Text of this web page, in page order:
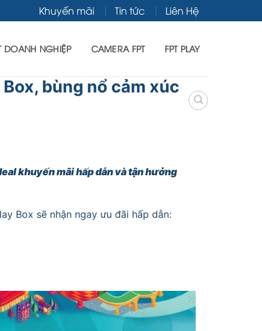
Khuyến mãi Tin tức Liên Hệ
DOANH NGHIỆP CAMERA FPT FPT PLAY
bùng nổ cảm xúc
khuyến mãi hấp dẫn và tận hưởng
Box sẽ nhận ngay ưu đãi hấp dẫn: